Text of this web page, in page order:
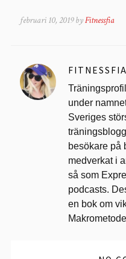
februari 10, 2019 byFitnessfia
FITNESSFIA
under
Sveriges
besökare på
medverkat i
så som
podcasts.
en bok om